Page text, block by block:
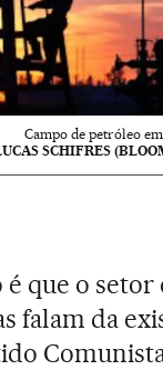
Campo de petróleo
SCHIFRES
é que o
falam da